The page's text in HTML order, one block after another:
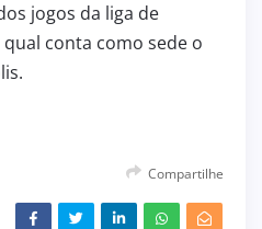
jogos da liga de
conta como sede o
Compartilhe